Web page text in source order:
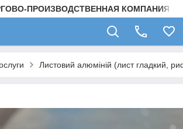
ПРОИЗВОДСТВЕННАЯ КОМПАНИЯ
Листовий алюміній (лист гладкий,